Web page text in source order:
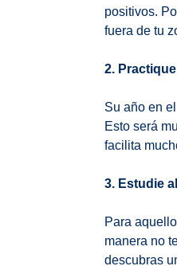
positivos.
fuera de tu
2.
Su año en
Esto será
facilita
3. Estudie
Para
manera no
descubras